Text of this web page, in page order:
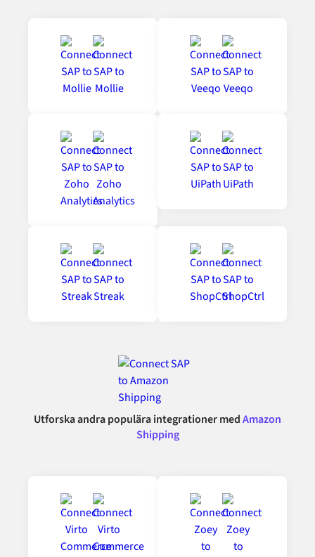
Utforska andra populära integrationer medAmazon
Shipping